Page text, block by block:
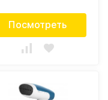
Посмотреть